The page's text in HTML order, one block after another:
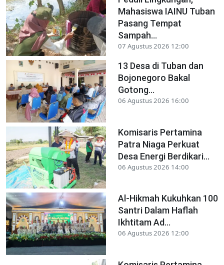
Mahasiswa IAINU Tuban
Pasang Tempat
Sampah...
07 Agustus 2026 12:00
13 Desa di Tuban dan
Bojonegoro Bakal
Gotong...
06 Agustus 2026 16:00
Komisaris Pertamina
Patra Niaga Perkuat
Desa Energi Berdikari...
06 Agustus 2026 14:00
Al-Hikmah Kukuhkan 100
Santri Dalam Haflah
Ikhtitam Ad...
06 Agustus 2026 12:00